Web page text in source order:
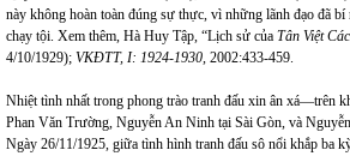
này không hoàn toàn đúng sự thực, vì những lãnh đạo đã bí
chạy tội. Xem thêm, Hà Huy Tập, “Lịch sử của Tân Việt
4/10/1929); VKĐTT, I: 1924-1930, 2002:433-459.
Nhiệt tình nhất trong phong trào tranh đấu xin ân xá—trên
Phan Văn Trường, Nguyễn An Ninh tại Sài Gòn, và
Ngày 26/11/1925, giữa tình hình tranh đấu sô nổi khắp ba